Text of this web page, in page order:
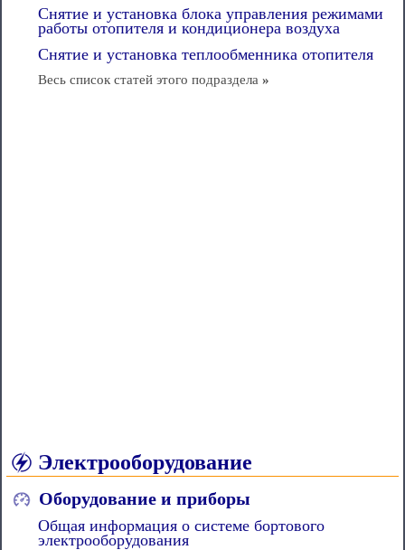
Снятие и установка блока управления режимами
работы отопителя и кондиционера воздуха
Снятие и установка теплообменника отопителя
Весь список статей этого подраздела »
Электрооборудование
Оборудование и приборы
Общая информация о системе бортового
электрооборудования